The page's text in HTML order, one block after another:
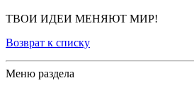
ТВОИ ИДЕИ МЕНЯЮТ МИР!
Возврат к списку
Меню раздела